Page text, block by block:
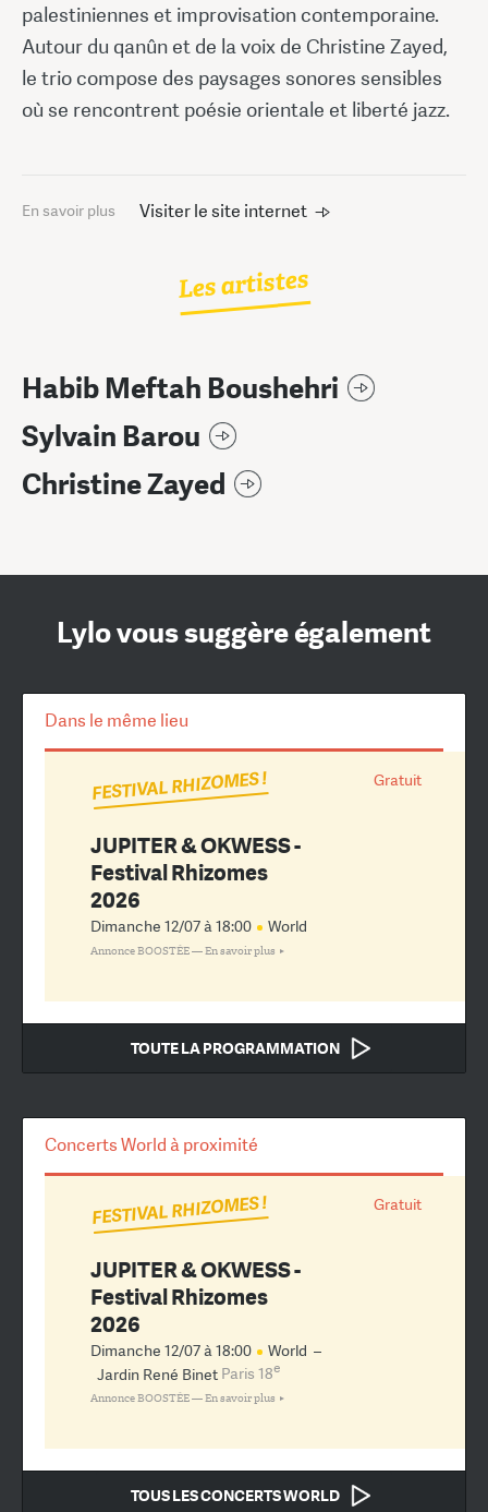
palestiniennes et improvisation contemporaine.
Autour du qanûn et de la voix de Christine Zayed,
le trio compose des paysages sonores sensibles
où se rencontrent poésie orientale et liberté jazz.
En savoir plus Visiter le site internet
Les artistes
Habib Meftah Boushehri
Sylvain Barou
Christine Zayed
Lylo vous suggère également
Dans le même lieu
Gratuit
FESTIVAL RHIZOMES !
JUPITER & OKWESS -
Festival Rhizomes
2026
Dimanche 12/07 à 18:00 World
Annonce BOOSTÉE —En savoir plus
TOUTE LA PROGRAMMATION
Concerts World à proximité
Gratuit
FESTIVAL RHIZOMES !
JUPITER & OKWESS -
Festival Rhizomes
2026
Dimanche 12/07 à 18:00 World –
Jardin René Binet Paris 18e
Annonce BOOSTÉE —En savoir plus
TOUS LES CONCERTS WORLD